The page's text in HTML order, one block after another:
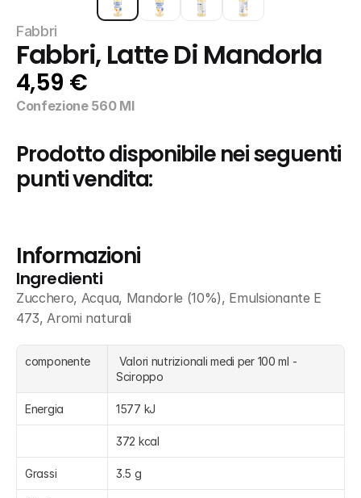
Fabbri
Fabbri, Latte Di Mandorla
4,59 €
Confezione 560 Ml
Prodotto disponibile nei seguenti
punti vendita:
Informazioni
Ingredienti
Zucchero, Acqua, Mandorle (10%), Emulsionante E
473, Aromi naturali
componente
Sciroppo
Energia 1577 kJ
372 kcal
Grassi 3.5 g